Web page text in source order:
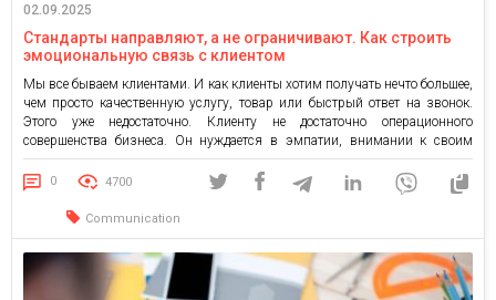
02.09.2025
Стандарты направляют, а не ограничивают. Как строить
эмоциональную связь с клиентом
Мы все бываем клиентами. И как клиенты хотим получать нечто большее,
чем просто качественную услугу, товар или быстрый ответ на звонок.
Этого уже недостаточно. Клиенту не достаточно операционного
совершенства бизнеса. Он нуждается в эмпатии, внимании к своим
потребностям, ощущении, что его слышат. И именно поэтому бизнесу
приходится искать тонкий баланс: как совместить стандарты сервиса с
[…]
0 4700
Communication